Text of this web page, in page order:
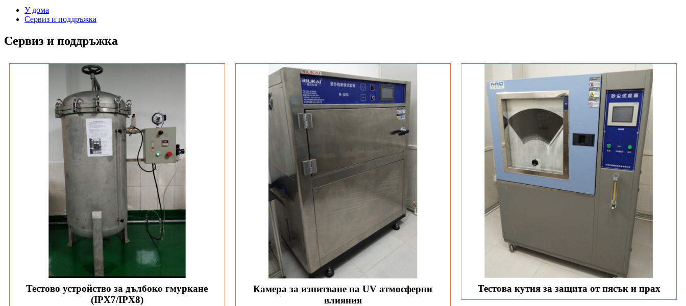
У дома
Сервиз и поддръжка
Сервиз и поддръжка
Тестово устройство за дълбоко гмуркане
(IPX7/IPX8)
Камера за изпитване на UV атмосферни
влияния
Тестова кутия за защита от пясък и прах